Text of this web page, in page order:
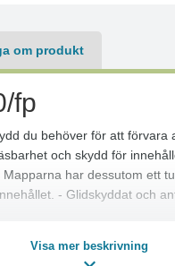
om produkt
fp
du behöver för att
och skydd för
har dessutom
- Glidskyddat och
Visa mer beskrivning